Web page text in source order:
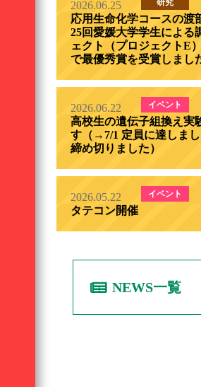
2026.06.25
応用生命化学コースの渡
25回愛媛大学学生による
ェクト（プロジェクトE
で最優秀賞を受賞しまし
2026.06.22 イベント
高校生の遺伝子組換え実
す（→7/1 定員に達しま
締め切りました）
2026.05.22 イベント
タテコン開催
NEWS一覧